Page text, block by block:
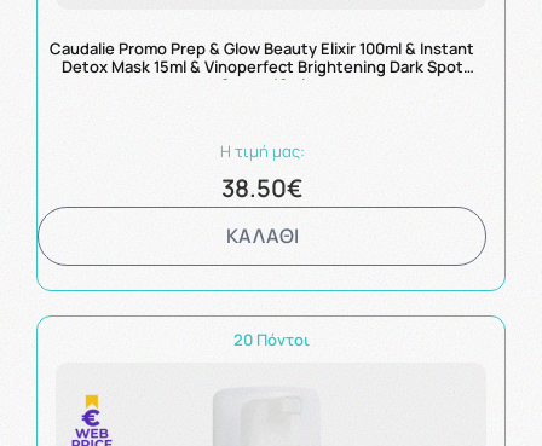
Caudalie Promo Prep & Glow Beauty Elixir 100ml & Instant
Detox Mask 15ml & Vinoperfect Brightening Dark Spot
Serum 10ml
Η τιμή μας:
38.50€
ΚΑΛΑΘΙ
20 Πόντοι